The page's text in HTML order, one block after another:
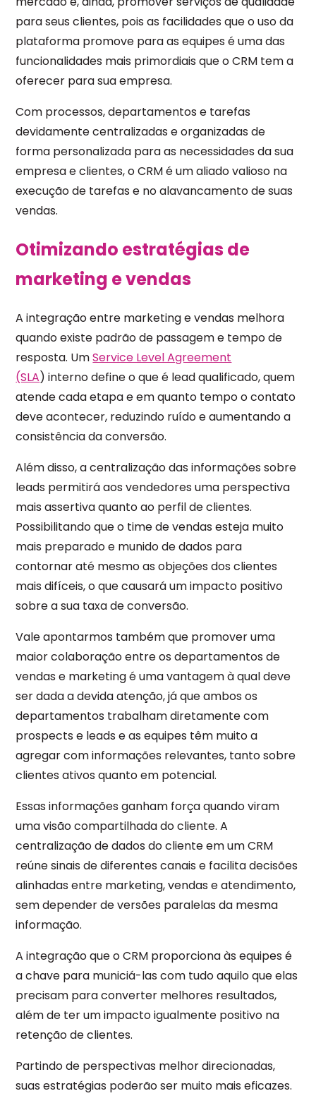
para seus clientes, pois as facilidades que o uso da
plataforma promove para as equipes é uma das
funcionalidades mais primordiais que o CRM tem a
oferecer para sua empresa.
Com processos, departamentos e tarefas
devidamente centralizadas e organizadas de
forma personalizada para as necessidades da sua
empresa e clientes, o CRM é um aliado valioso na
execução de tarefas e no alavancamento de suas
vendas.
Otimizando estratégias de
marketing e vendas
A integração entre marketing e vendas melhora
quando existe padrão de passagem e tempo de
resposta. UmService Level Agreement
(SLA) interno define o que é lead qualificado, quem
atende cada etapa e em quanto tempo o contato
deve acontecer, reduzindo ruído e aumentando a
consistência da conversão.
Além disso, a centralização das informações sobre
leads permitirá aos vendedores uma perspectiva
mais assertiva quanto ao perfil de clientes.
Possibilitando que o time de vendas esteja muito
mais preparado e munido de dados para
contornar até mesmo as objeções dos clientes
mais difíceis, o que causará um impacto positivo
sobre a sua taxa de conversão.
Vale apontarmos também que promover uma
maior colaboração entre os departamentos de
vendas e marketing é uma vantagem à qual deve
ser dada a devida atenção, já que ambos os
departamentos trabalham diretamente com
prospects e leads e as equipes têm muito a
agregar com informações relevantes, tanto sobre
clientes ativos quanto em potencial.
Essas informações ganham força quando viram
uma visão compartilhada do cliente. A
centralização de dados do cliente em um CRM
reúne sinais de diferentes canais e facilita decisões
alinhadas entre marketing, vendas e atendimento,
sem depender de versões paralelas da mesma
informação.
A integração que o CRM proporciona às equipes é
a chave para municiá-las com tudo aquilo que elas
precisam para converter melhores resultados,
além de ter um impacto igualmente positivo na
retenção de clientes.
Partindo de perspectivas melhor direcionadas,
suas estratégias poderão ser muito mais eficazes.